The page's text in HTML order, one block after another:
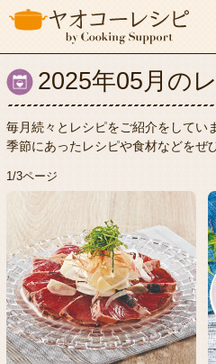
2025年05月の
毎月続々とレシピをご紹介をしてい
季節にあったレシピや食材などをぜ
1/3ページ